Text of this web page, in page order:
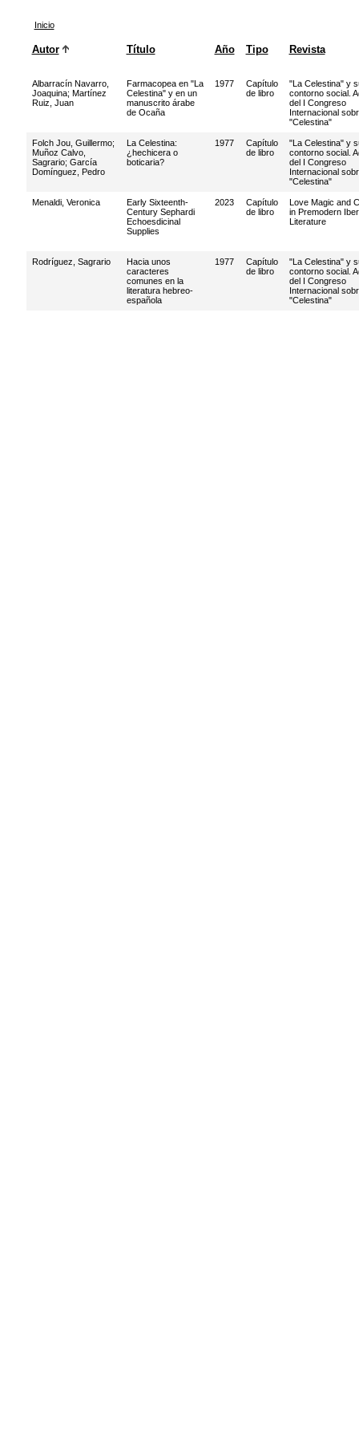
Inicio
Autor Título Año Tipo Revista
Albarracín Navarro,
Joaquina; Martínez
Ruiz, Juan
Farmacopea en "La
Celestina" y en un
manuscrito árabe
de Ocaña
1977
Capítulo
de libro
"La Celestina" y
contorno social.
del I Congreso
Internacional
"Celestina"
Folch Jou, Guillermo;
Muñoz Calvo,
Sagrario; García
Domínguez, Pedro
La Celestina:
¿hechicera o
boticaria?
1977
Capítulo
de libro
"La Celestina" y
contorno social.
del I Congreso
Internacional
"Celestina"
Menaldi, Veronica
Early Sixteenth-
Century Sephardi
Echoesdicinal
Supplies
2023
Capítulo
de libro
Love Magic and
in Premodern
Literature
Rodríguez, Sagrario
Hacia unos
caracteres
comunes en la
literatura hebreo-
española
1977
Capítulo
de libro
"La Celestina" y
contorno social.
del I Congreso
Internacional
"Celestina"